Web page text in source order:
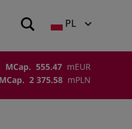
PL
MCap. 555.47 m EUR
MCap. 2 375.58 m PLN